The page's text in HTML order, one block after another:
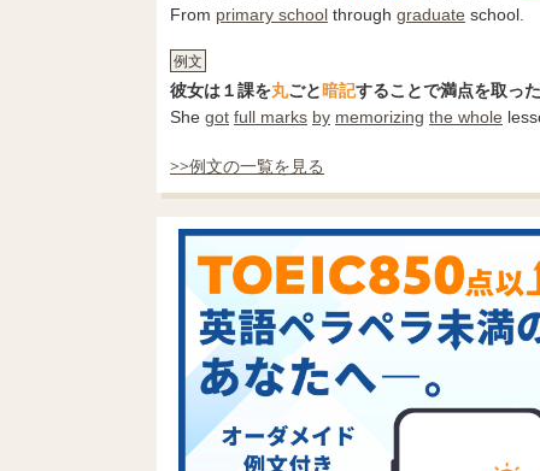
From primary school through graduate school.
例文
彼女は１課を丸ごと暗記することで満点を取っ
She got full marks by memorizing the whole
>>例文の一覧を見る